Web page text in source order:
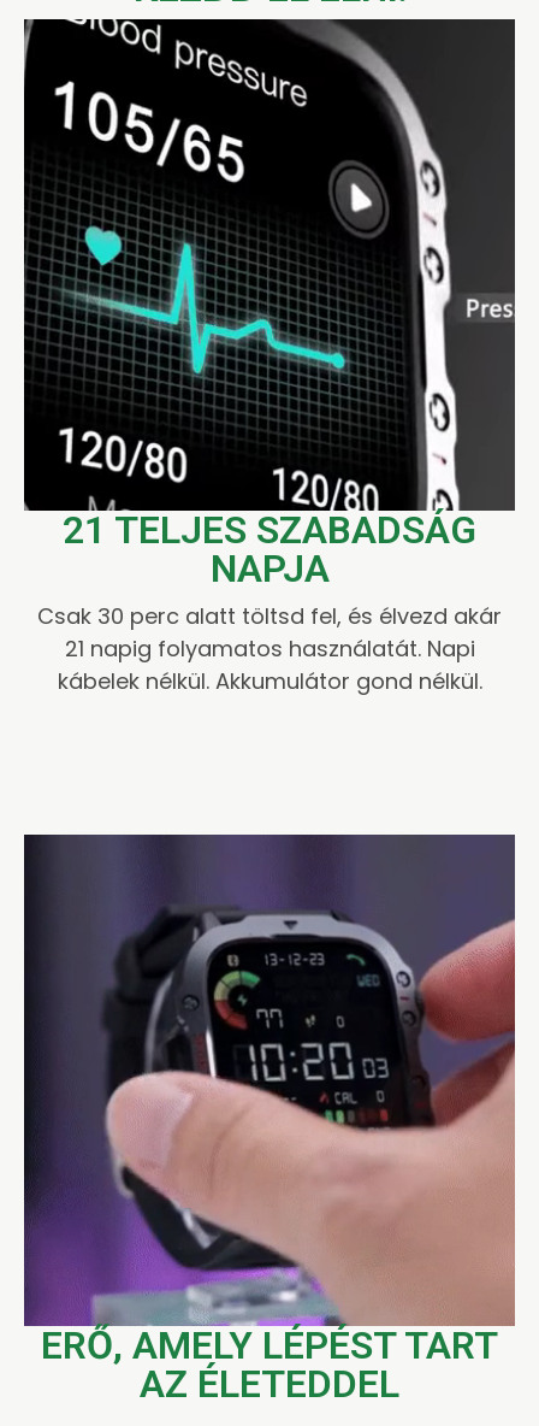
21 TELJES SZABADSÁG
NAPJA
Csak 30 perc alatt töltsd fel, és élvezd akár
21 napig folyamatos használatát. Napi
kábelek nélkül. Akkumulátor gond nélkül.
ERŐ, AMELY LÉPÉST TART
AZ ÉLETEDDEL